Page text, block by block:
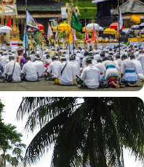
مبارزه استقلال
قرن بیستم دوره
به استقلال را شعله ور کرد.
اندونزیایی ها را به سمت
کرد. مبارزه بعدی علیه
اندونزی به عنوان یک کشور مستقل در سال